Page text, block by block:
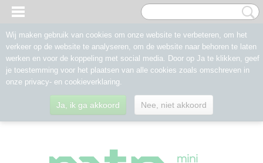
Wij maken gebruik van cookies om onze website te verbeteren, om het
verkeer op de website te analyseren, om de website naar behoren te laten
werken en voor de koppeling met social media. Door op Ja te klikken, geef
je toestemming voor het plaatsen van alle cookies zoals omschreven in
onze privacy- en cookieverklaring.
Ja, ik ga akkoord Nee, niet akkoord